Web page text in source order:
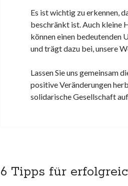
Es ist wichtig zu erkennen,
beschränkt ist. Auch kleine
können einen bedeutenden
und trägt dazu bei, unsere
Lassen Sie uns gemeinsam
positive Veränderungen
solidarische Gesellschaft
6 Tipps für